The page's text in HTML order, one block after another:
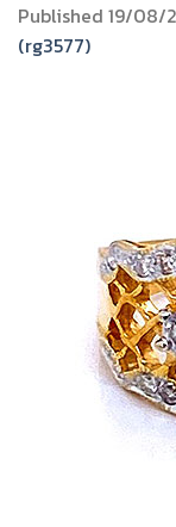
Published 19/08/
(rg3577)